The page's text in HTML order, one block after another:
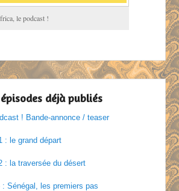
le podcast !
déjà publiés
! Bande-annonce / teaser
: le grand départ
: la traversée du désert
Sénégal, les premiers pas